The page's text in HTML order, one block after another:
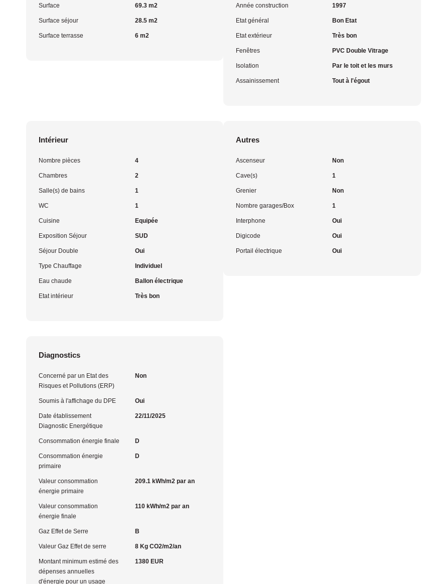
Surface 69.3 m2
Surface séjour 28.5 m2
Surface terrasse 6 m2
Année construction 1997
Etat général Bon Etat
Etat extérieur Très bon
Fenêtres PVC Double Vitrage
Isolation Par le toit et les murs
Assainissement Tout à l'égout
Intérieur
Nombre pièces 4
Chambres 2
Salle(s) de bains 1
WC 1
Cuisine Equipée
Exposition Séjour SUD
Séjour Double Oui
Type Chauffage Individuel
Eau chaude Ballon électrique
Etat intérieur Très bon
Autres
Ascenseur Non
Cave(s) 1
Grenier Non
Nombre garages/Box 1
Interphone Oui
Digicode Oui
Portail électrique Oui
Diagnostics
Concerné par un Etat des
Risques et Pollutions (ERP)
Non
Soumis à l'affichage du DPE Oui
Date établissement
Diagnostic Energétique
22/11/2025
Consommation énergie finale D
Consommation énergie
primaire
D
Valeur consommation
énergie primaire
209.1 kWh/m2 par an
Valeur consommation
énergie finale
110 kWh/m2 par an
Gaz Effet de Serre B
Valeur Gaz Effet de serre 8 Kg CO2/m2/an
Montant minimum estimé des
dépenses annuelles
d'énergie pour un usage
1380 EUR